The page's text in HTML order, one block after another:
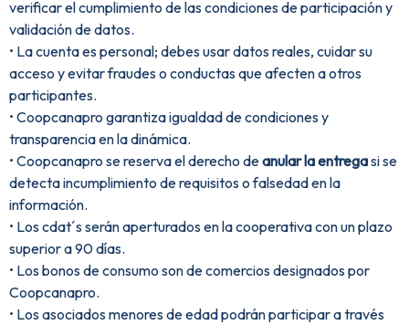
verificar el cumplimiento de las condiciones de participación y
validación de datos.
• La cuenta es personal; debes usar datos reales, cuidar su
acceso y evitar fraudes o conductas que afecten a otros
participantes.
• Coopcanapro garantiza igualdad de condiciones y
transparencia en la dinámica.
• Coopcanapro se reserva el derecho deanular la entregasi se
detecta incumplimiento de requisitos o falsedad en la
información.
• Los cdat´s serán aperturados en la cooperativa con un plazo
superior a 90 días.
• Los bonos de consumo son de comercios designados por
Coopcanapro.
• Los asociados menores de edad podrán participar a través